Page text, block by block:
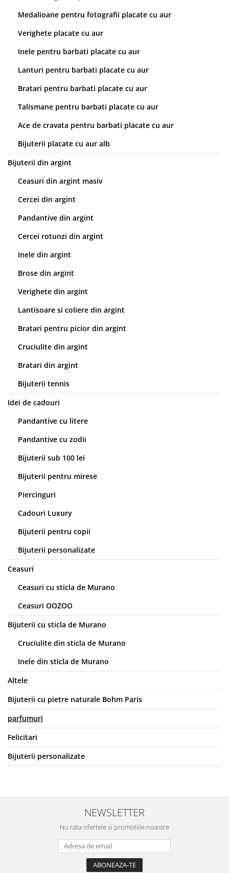
Medalioane pentru fotografii placate cu aur
Verighete placate cu aur
Inele pentru barbati placate cu aur
Lanturi pentru barbati placate cu aur
Bratari pentru barbati placate cu aur
Talismane pentru barbati placate cu aur
Ace de cravata pentru barbati placate cu aur
Bijuterii placate cu aur alb
Bijuterii din argint
Ceasuri din argint masiv
Cercei din argint
Pandantive din argint
Cercei rotunzi din argint
Inele din argint
Brose din argint
Verighete din argint
Lantisoare si coliere din argint
Bratari pentru picior din argint
Cruciulite din argint
Bratari din argint
Bijuterii tennis
Idei de cadouri
Pandantive cu litere
Pandantive cu zodii
Bijuterii sub 100 lei
Bijuterii pentru mirese
Piercinguri
Cadouri Luxury
Bijuterii pentru copii
Bijuterii personalizate
Ceasuri
Ceasuri cu sticla de Murano
Ceasuri OOZOO
Bijuterii cu sticla de Murano
Cruciulite din sticla de Murano
Inele din sticla de Murano
Altele
Bijuterii cu pietre naturale Bohm Paris
parfumuri
Felicitari
Bijuterii personalizate
NEWSLETTER
Nu rata ofertele si promotiile noastre